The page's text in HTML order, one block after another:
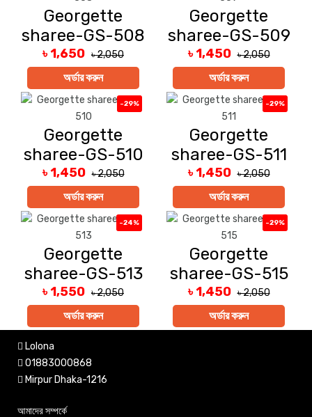
Georgette
sharee-GS-508
৳ 1,650 ৳ 2,050
অর্ডার করুন
Georgette
sharee-GS-509
৳ 1,450 ৳ 2,050
অর্ডার করুন
-29%
Georgette
sharee-GS-510
৳ 1,450 ৳ 2,050
অর্ডার করুন
-29%
Georgette
sharee-GS-511
৳ 1,450 ৳ 2,050
অর্ডার করুন
-24%
Georgette
sharee-GS-513
৳ 1,550 ৳ 2,050
অর্ডার করুন
-29%
Georgette
sharee-GS-515
৳ 1,450 ৳ 2,050
অর্ডার করুন
Lolona
01883000868
Mirpur Dhaka-1216
আমাদের সম্পর্কে